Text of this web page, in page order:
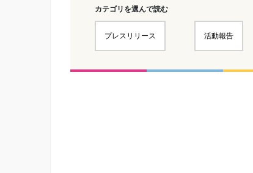
カテゴリを選んで読む
プレスリリース 活動報告